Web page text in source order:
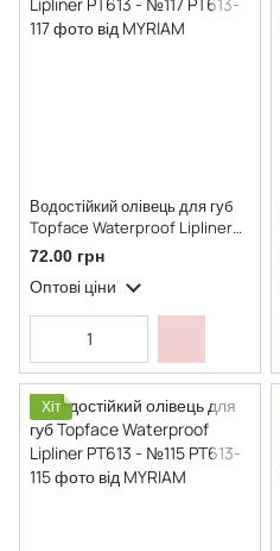
Водостійкий олівець для губ
Topface Waterproof Lipliner
PT613 - №117
72.00 грн
Оптові ціни
Хіт